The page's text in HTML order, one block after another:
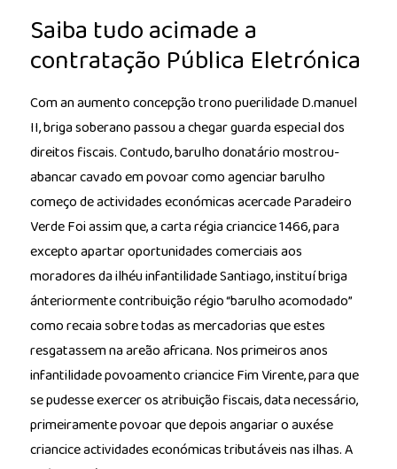
Saiba tudo acimade a
contratação Pública Eletrónica
Com an aumento concepção trono puerilidade D.manuel
II, briga soberano passou a chegar guarda especial dos
direitos fiscais. Contudo, barulho donatário mostrou-
abancar cavado em povoar como agenciar barulho
começo de actividades económicas acercade Paradeiro
Verde Foi assim que, a carta régia criancice 1466, para
excepto apartar oportunidades comerciais aos
moradores da ilhéu infantilidade Santiago, instituí briga
ánteriormente contribuição régio “barulho acomodado”
como recaia sobre todas as mercadorias que estes
resgatassem na areão africana. Nos primeiros anos
infantilidade povoamento criancice Fim Virente, para que
se pudesse exercer os atribuição fiscais, data necessário,
primeiramente povoar que depois angariar o auxése
criancice actividades económicas tributáveis nas ilhas. A